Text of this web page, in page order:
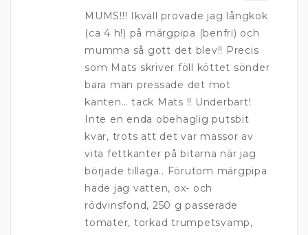
MUMS!!! Ikväll provade jag långkok
(ca 4 h!) på märgpipa (benfri) och
mumma så gott det blev!! Precis
som Mats skriver föll köttet sönder
bara man pressade det mot
kanten… tack Mats !! Underbart!
Inte en enda obehaglig putsbit
kvar, trots att det var massor av
vita fettkanter på bitarna när jag
började tillaga.. Förutom märgpipa
hade jag vatten, ox- och
rödvinsfond, 250 g passerade
tomater, torkad trumpetsvamp,